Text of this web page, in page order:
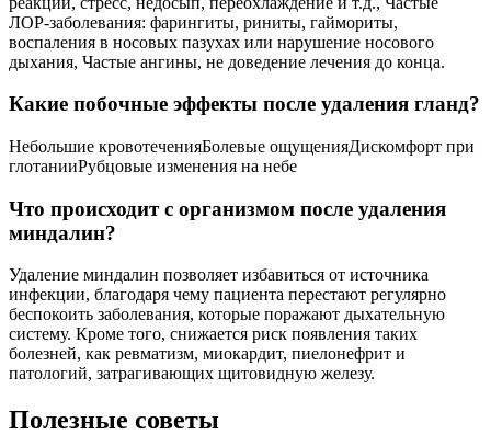
ЛОР-заболевания: фарингиты, риниты, гаймориты,
воспаления в носовых пазухах или нарушение носового
дыхания, Частые ангины, не доведение лечения до конца.
Какие побочные эффекты после удаления гланд?
Небольшие кровотеченияБолевые ощущенияДискомфорт при
глотанииРубцовые изменения на небе
Что происходит с организмом после удаления
миндалин?
Удаление миндалин позволяет избавиться от источника
инфекции, благодаря чему пациента перестают регулярно
беспокоить заболевания, которые поражают дыхательную
систему. Кроме того, снижается риск появления таких
болезней, как ревматизм, миокардит, пиелонефрит и
патологий, затрагивающих щитовидную железу.
Полезные советы